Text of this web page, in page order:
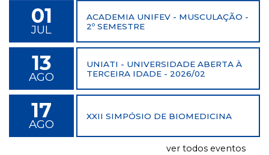
01
JUL
ACADEMIA UNIFEV - MUSCULAÇÃO -
2º SEMESTRE
13
AGO
UNIATI - UNIVERSIDADE ABERTA À
TERCEIRA IDADE - 2026/02
17
AGO
XXII SIMPÓSIO DE BIOMEDICINA
ver todos eventos